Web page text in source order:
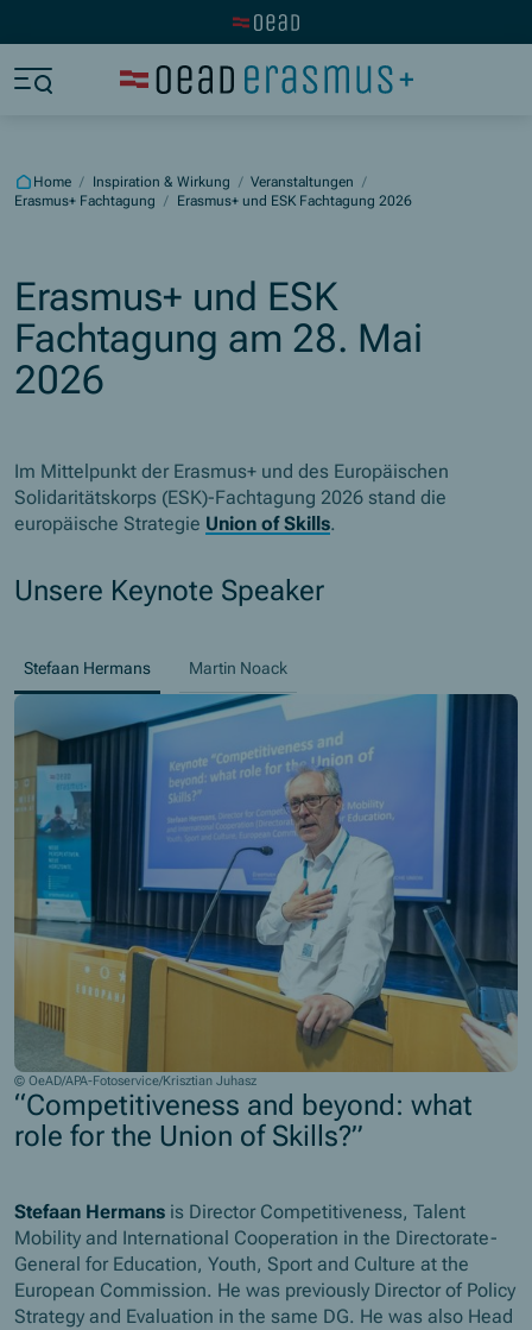
Home / Inspiration & Wirkung / Veranstaltungen /
Erasmus+ Fachtagung / Erasmus+ und ESK Fachtagung 2026
Erasmus+ und ESK
Fachtagung am 28. Mai
2026
Im Mittelpunkt der Erasmus+ und des Europäischen
Solidaritätskorps (ESK)-Fachtagung 2026 stand die
europäische Strategie Union of Skills.
Unsere Keynote Speaker
Stefaan Hermans Martin Noack
© OeAD/APA-Fotoservice/Krisztian Juhasz
“Competitiveness and beyond: what
role for the Union of Skills?”
Stefaan Hermans is Director Competitiveness, Talent
Mobility and International Cooperation in the Directorate-
General for Education, Youth, Sport and Culture at the
European Commission. He was previously Director of Policy
Strategy and Evaluation in the same DG. He was also Head